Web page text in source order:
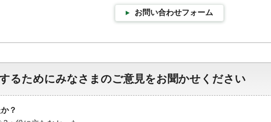
お問い合わせフォーム
るためにみなさまのご意見をお聞かせください
？